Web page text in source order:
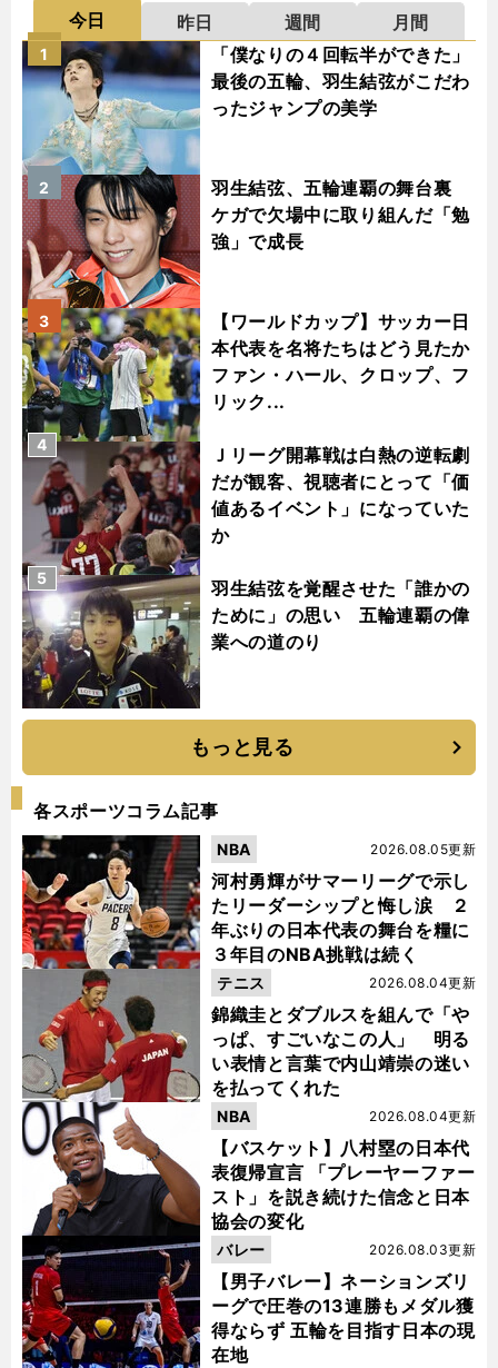
今日 昨日 週間
月間
「僕なりの４回転半ができた」
最後の五輪、羽生結弦がこだわ
ったジャンプの美学
1
羽生結弦、五輪連覇の舞台裏
ケガで欠場中に取り組んだ「勉
強」で成長
2
【ワールドカップ】サッカー日
本代表を名将たちはどう見たか
ファン・ハール、クロップ、フ
リック...
3
Ｊリーグ開幕戦は白熱の逆転劇
だが観客、視聴者にとって「価
値あるイベント」になっていた
か
4
羽生結弦を覚醒させた「誰かの
ために」の思い 五輪連覇の偉
業への道のり
5
もっと見る
各スポーツコラム記事
河村勇輝がサマーリーグで示し
たリーダーシップと悔し涙 ２
年ぶりの日本代表の舞台を糧に
３年目のNBA挑戦は続く
2026.08.05更新
NBA
錦織圭とダブルスを組んで「や
っぱ、すごいなこの人」 明る
い表情と言葉で内山靖崇の迷い
を払ってくれた
2026.08.04更新
テニス
【バスケット】八村塁の日本代
表復帰宣言 「プレーヤーファー
スト」を説き続けた信念と日本
協会の変化
2026.08.04更新
NBA
【男子バレー】ネーションズリ
ーグで圧巻の13連勝もメダル獲
得ならず 五輪を目指す日本の現
在地
2026.08.03更新
バレー